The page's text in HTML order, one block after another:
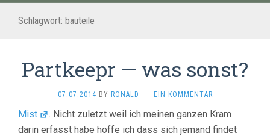
Schlagwort: bauteile
Partkeepr — was sonst?
07.07.2014 BY RONALD · EIN KOMMENTAR
Mist
. Nicht zuletzt weil ich meinen ganzen Kram
darin erfasst habe hoffe ich dass sich jemand findet